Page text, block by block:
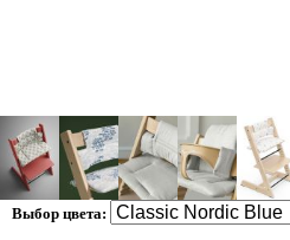
Выбор цвета: